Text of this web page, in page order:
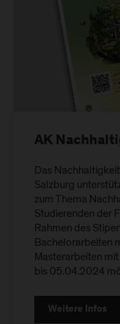
AK
Das
Salzburg
zum Thema
Studierenden der
Rahmen des
Bachelorarbeiten
Masterarbeiten
bis 05.04.2024
Weitere Infos